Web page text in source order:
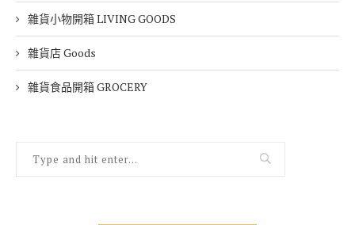
雜貨小物開箱 LIVING GOODS
雜貨店 Goods
雜貨食品開箱 GROCERY